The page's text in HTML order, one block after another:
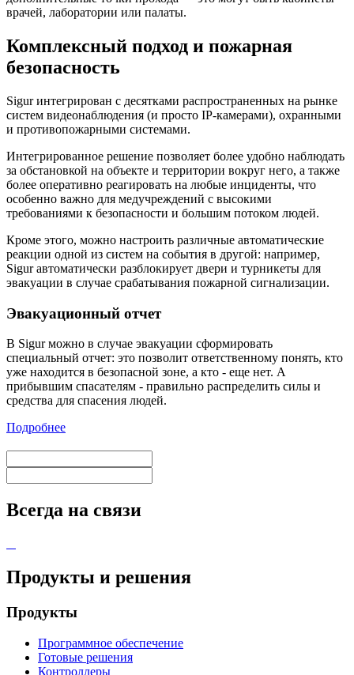
врачей, лаборатории или палаты.
Комплексный подход и пожарная
безопасность
Sigur интегрирован с десятками распространенных на рынке
систем видеонаблюдения (и просто IP-камерами), охранными
и противопожарными системами.
Интегрированное решение позволяет более удобно наблюдать
за обстановкой на объекте и территории вокруг него, а также
более оперативно реагировать на любые инциденты, что
особенно важно для медучреждений с высокими
требованиями к безопасности и большим потоком людей.
Кроме этого, можно настроить различные автоматические
реакции одной из систем на события в другой: например,
Sigur автоматически разблокирует двери и турникеты для
эвакуации в случае срабатывания пожарной сигнализации.
Эвакуационный отчет
В Sigur можно в случае эвакуации сформировать
специальный отчет: это позволит ответственному понять, кто
уже находится в безопасной зоне, а кто - еще нет. А
прибывшим спасателям - правильно распределить силы и
средства для спасения людей.
Подробнее
Всегда на связи
Продукты и решения
Продукты
Программное обеспечение
Готовые решения
Контроллеры